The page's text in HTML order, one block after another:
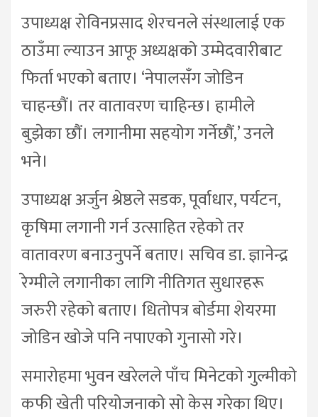
उपाध्यक्ष रोविनप्रसाद शेरचनले संस्थालाई एक
ठाउँमा ल्याउन आफू अध्यक्षको उम्मेदवारीबाट
फिर्ता भएको बताए। ‘नेपालसँग जोडिन
चाहन्छौं। तर वातावरण चाहिन्छ। हामीले
बुझेका छौं। लगानीमा सहयोग गर्नेछौं,’ उनले
भने।
उपाध्यक्ष अर्जुन श्रेष्ठले सडक, पूर्वाधार, पर्यटन,
कृषिमा लगानी गर्न उत्साहित रहेको तर
वातावरण बनाउनुपर्ने बताए। सचिव डा. ज्ञानेन्द्र
रेग्मीले लगानीका लागि नीतिगत सुधारहरू
जरुरी रहेको बताए। धितोपत्र बोर्डमा शेयरमा
जोडिन खोजे पनि नपाएको गुनासो गरे।
समारोहमा भुवन खरेलले पाँच मिनेटको गुल्मीको
कफी खेती परियोजनाको सो केस गरेका थिए।